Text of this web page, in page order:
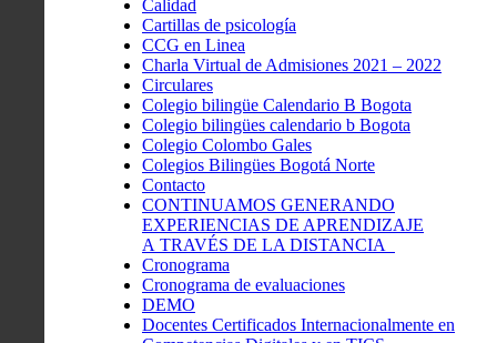
Calidad
Cartillas de psicología
CCG en Linea
Charla Virtual de Admisiones 2021 – 2022
Circulares
Colegio bilingüe Calendario B Bogota
Colegio bilingües calendario b Bogota
Colegio Colombo Gales
Colegios Bilingües Bogotá Norte
Contacto
CONTINUAMOS GENERANDO
EXPERIENCIAS DE APRENDIZAJE
A TRAVÉS DE LA DISTANCIA
Cronograma
Cronograma de evaluaciones
DEMO
Docentes Certificados Internacionalmente en